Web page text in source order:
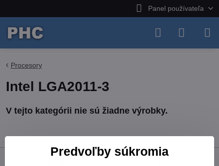
Panel používateľa
Procesory
Intel LGA2011-3
Predvoľby súkromia